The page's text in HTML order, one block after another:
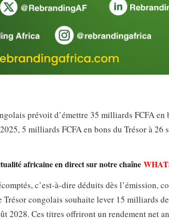
prévoit d’émettre 35 milliards FCFA en
5 milliards FCFA en bons du Trésor à 26
africaine en direct sur notre chaîne
c’est-à-dire déduits dès l’émission,
congolais souhaite lever 15 milliards
2028. Ces titres offriront un rendement net